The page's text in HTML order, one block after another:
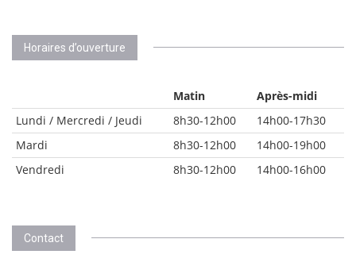
Horaires d’ouverture
Matin
Après-midi
Lundi / Mercredi / Jeudi
8h30-12h00
14h00-17h30
Mardi
8h30-12h00
14h00-19h00
Vendredi
8h30-12h00 14h00-16h00
Contact